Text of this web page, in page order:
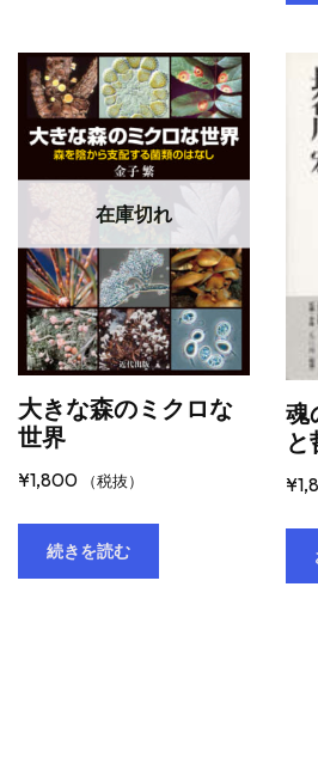
在庫切れ
大きな森のミクロな
世界
¥1,800 （税抜）
続きを読む
魂
と
¥